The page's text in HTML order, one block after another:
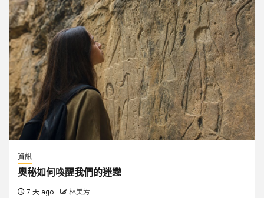
資訊
奧秘如何喚醒我們的迷戀
7 天 ago 林美芳